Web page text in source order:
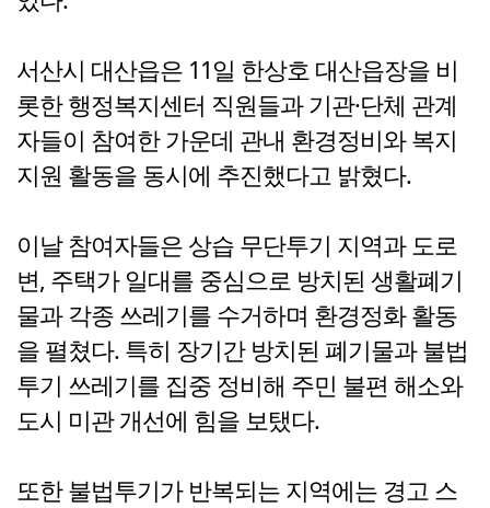
서산시 대산읍은 11일 한상호 대산읍장을 비
롯한 행정복지센터 직원들과 기관·단체 관계
자들이 참여한 가운데 관내 환경정비와 복지
지원 활동을 동시에 추진했다고 밝혔다.
이날 참여자들은 상습 무단투기 지역과 도로
변, 주택가 일대를 중심으로 방치된 생활폐기
물과 각종 쓰레기를 수거하며 환경정화 활동
을 펼쳤다. 특히 장기간 방치된 폐기물과 불법
투기 쓰레기를 집중 정비해 주민 불편 해소와
도시 미관 개선에 힘을 보탰다.
또한 불법투기가 반복되는 지역에는 경고 스